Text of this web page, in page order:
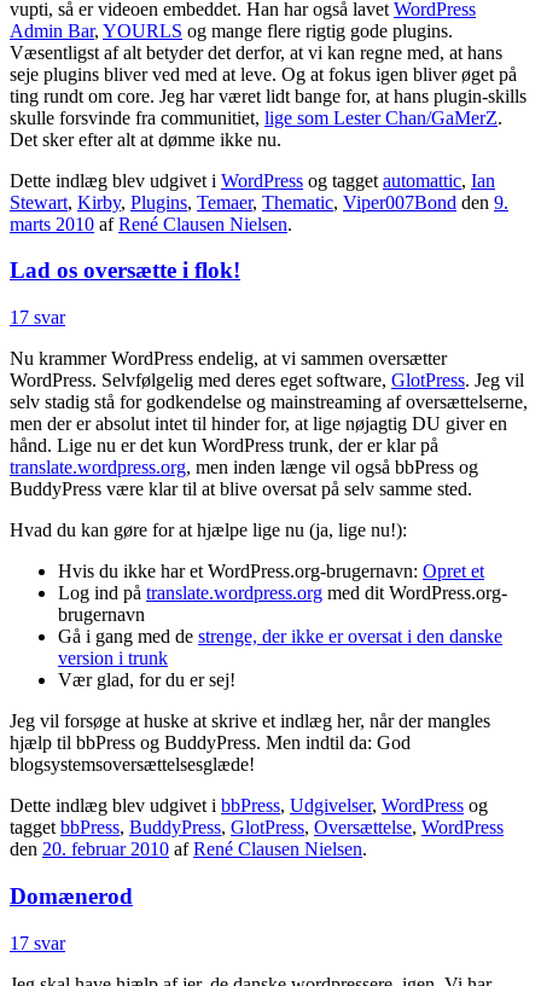
vupti, så er videoen embeddet. Han har også lavet WordPress
Admin Bar, YOURLS og mange flere rigtig gode plugins.
Væsentligst af alt betyder det derfor, at vi kan regne med, at hans
seje plugins bliver ved med at leve. Og at fokus igen bliver øget på
ting rundt om core. Jeg har været lidt bange for, at hans plugin-skills
skulle forsvinde fra communitiet, lige som Lester Chan/GaMerZ.
Det sker efter alt at dømme ikke nu.
Dette indlæg blev udgivet i WordPress og tagget automattic, Ian
Stewart, Kirby, Plugins, Temaer, Thematic, Viper007Bond den 9.
marts 2010 afRené Clausen Nielsen.
Lad os oversætte i flok!
17 svar
Nu krammer WordPress endelig, at vi sammen oversætter
WordPress. Selvfølgelig med deres eget software, GlotPress. Jeg vil
selv stadig stå for godkendelse og mainstreaming af oversættelserne,
men der er absolut intet til hinder for, at lige nøjagtig DU giver en
hånd. Lige nu er det kun WordPress trunk, der er klar på
translate.wordpress.org, men inden længe vil også bbPress og
BuddyPress være klar til at blive oversat på selv samme sted.
Hvad du kan gøre for at hjælpe lige nu (ja, lige nu!):
Hvis du ikke har et WordPress.org-brugernavn: Opret et
Log ind på translate.wordpress.org med dit WordPress.org-
brugernavn
Gå i gang med de strenge, der ikke er oversat i den danske
version i trunk
Vær glad, for du er sej!
Jeg vil forsøge at huske at skrive et indlæg her, når der mangles
hjælp til bbPress og BuddyPress. Men indtil da: God
blogsystemsoversættelsesglæde!
Dette indlæg blev udgivet i bbPress, Udgivelser, WordPress og
tagget bbPress, BuddyPress, GlotPress, Oversættelse, WordPress
den 20. februar 2010 afRené Clausen Nielsen.
Domænerod
17 svar